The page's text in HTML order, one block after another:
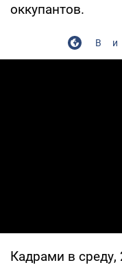
оккупантов.
Кадрами в